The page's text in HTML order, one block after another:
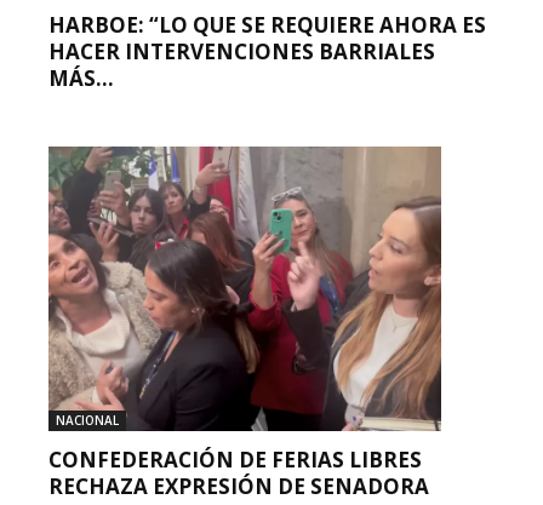
HARBOE: “LO QUE SE REQUIERE AHORA ES
HACER INTERVENCIONES BARRIALES
MÁS...
NACIONAL
CONFEDERACIÓN DE FERIAS LIBRES
RECHAZA EXPRESIÓN DE SENADORA